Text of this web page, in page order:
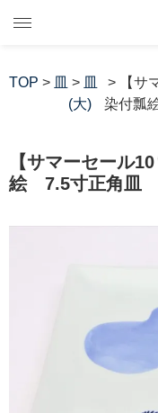
TOP > 皿 > 皿
(大)
> 【サ
染付瓢
【サマーセール
絵 7.5寸正角皿